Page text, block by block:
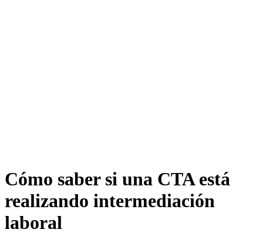
Cómo saber si una CTA está
realizando intermediación
laboral